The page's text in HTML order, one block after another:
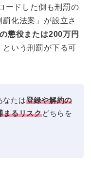
ードした側も刑罰の
化法案」が設立さ
懲役または200万円
という刑罰が下る可
なたは登録や解約の
まるリスクどちらを